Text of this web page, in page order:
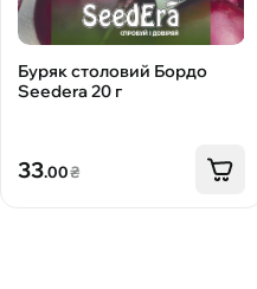
Буряк столовий Бордо
Seedera 20 г
33.00₴